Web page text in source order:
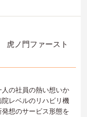
虎ノ門ファースト
人の社員の熱い想いか
レベルのリハビリ機
想のサービス形態を